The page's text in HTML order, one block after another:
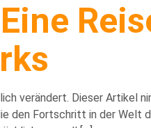
verändert. Dieser Artikel
den Fortschritt in der